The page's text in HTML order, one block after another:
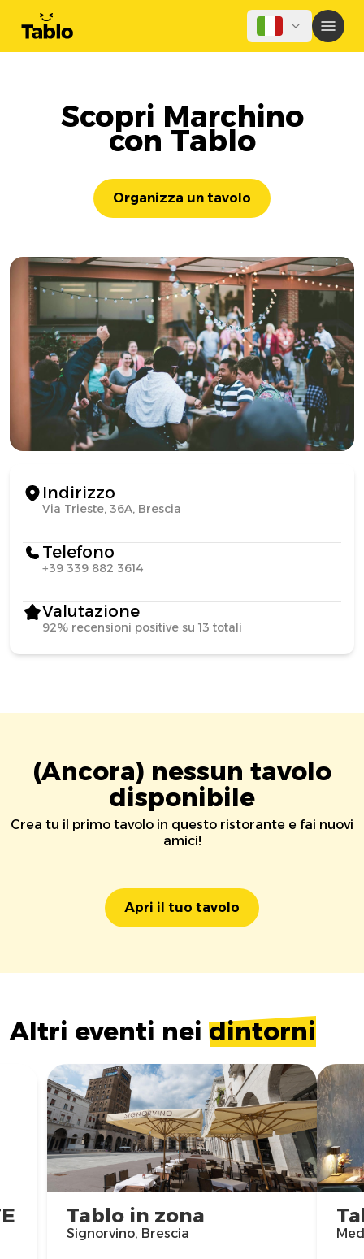
Scopri Marchino
con Tablo
Organizza un tavolo
Indirizzo
Via Trieste, 36A, Brescia
Telefono
+39 339 882 3614
Valutazione
92% recensioni positive su 13 totali
(Ancora) nessun tavolo
disponibile
Crea tu il primo tavolo in questo ristorante e fai nuovi
amici!
Apri il tuo tavolo
Altri eventi nei dintorni
Tablo in zona
Signorvino, Brescia